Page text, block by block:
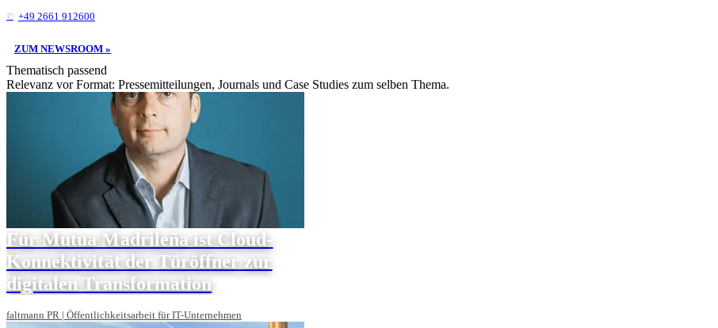
+49 2661 912600
ZUM NEWSROOM »
Thematisch passend
Relevanz vor Format: Pressemitteilungen, Journals und Case Studies zum selben Thema.
Für Mutua Madrileña ist Cloud-
Konnektivität der Türöffner zur
digitalen Transformation
faltmann PR | Öffentlichkeitsarbeit für IT-Unternehmen